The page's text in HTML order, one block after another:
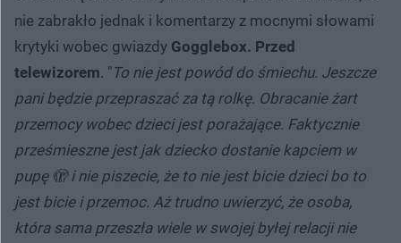
nie zabrakło jednak i komentarzy z mocnymi słowami
krytyki wobec gwiazdy Gogglebox. Przed
telewizorem. "To nie jest powód do śmiechu. Jeszcze
pani będzie przepraszać za tą rolkę. Obracanie żart
przemocy wobec dzieci jest porażające. Faktycznie
prześmieszne jest jak dziecko dostanie kapciem w
pupę 🫣 i nie piszecie, że to nie jest bicie dzieci bo to
jest bicie i przemoc. Aż trudno uwierzyć, że osoba,
która sama przeszła wiele w swojej byłej relacji nie